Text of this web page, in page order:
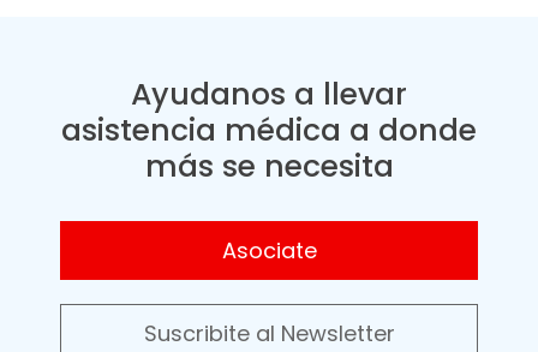
Ayudanos a llevar
asistencia médica a donde
más se necesita
Asociate
Suscribite al Newsletter